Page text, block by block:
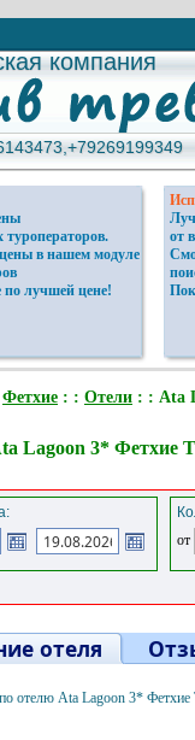
компания
компания
туроператоров.
в нашем модуле
по лучшей цене!
от
Фетхие : : Отели : : Ata
Lagoon 3* Фетхие
от
отеля
отелю Ata Lagoon 3* Фетхие